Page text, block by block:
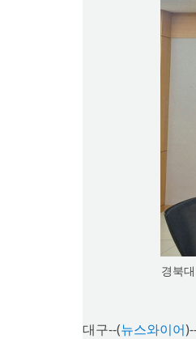
경북
대구--(뉴스와이어